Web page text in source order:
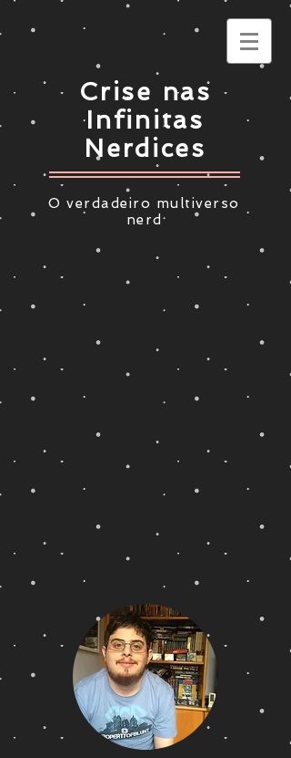
Crise nas
Infinitas
Nerdices
O verdadeiro multiverso
nerd